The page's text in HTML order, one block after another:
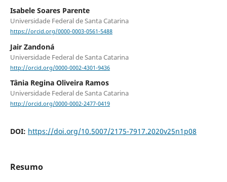
Isabele Soares Parente
Universidade Federal de Santa Catarina
https://orcid.org/0000-0003-0561-5488
Jair Zandoná
Universidade Federal de Santa Catarina
http://orcid.org/0000-0002-4301-9436
Tânia Regina Oliveira Ramos
Universidade Federal de Santa Catarina
http://orcid.org/0000-0002-2477-0419
DOI: https://doi.org/10.5007/2175-7917.2020v25n1p08
Resumo